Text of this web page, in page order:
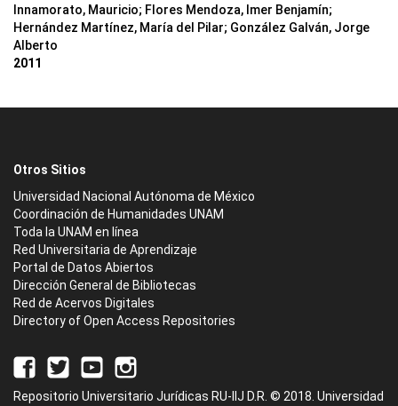
Innamorato, Mauricio; Flores Mendoza, Imer Benjamín;
Hernández Martínez, María del Pilar; González Galván, Jorge
Alberto
2011
Otros Sitios
Universidad Nacional Autónoma de México
Coordinación de Humanidades UNAM
Toda la UNAM en línea
Red Universitaria de Aprendizaje
Portal de Datos Abiertos
Dirección General de Bibliotecas
Red de Acervos Digitales
Directory of Open Access Repositories
Repositorio Universitario Jurídicas RU-IIJ D.R. © 2018. Universidad